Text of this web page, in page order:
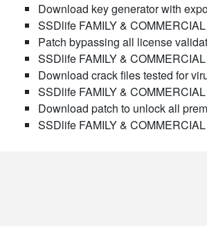
Download key generator with
SSDlife FAMILY &
Patch bypassing all license
SSDlife FAMILY &
Download crack files tested for
SSDlife FAMILY &
Download patch to unlock all
SSDlife FAMILY &